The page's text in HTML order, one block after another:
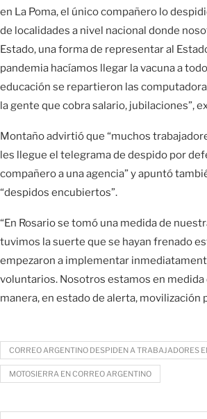
en La Poma, el único compañero lo
de localidades a nivel nacional donde
Estado, una forma de representar al
pandemia hacíamos llegar la vacuna a
educación se repartieron las
la gente que cobra salario, jubilaciones”,
Montaño advirtió que “muchos
les llegue el telegrama de despido por
compañero a una agencia” y apuntó
“despidos encubiertos”.
“En Rosario se tomó una medida de
tuvimos la suerte que se hayan frenado
empezaron a implementar
voluntarios. Nosotros estamos en medida
manera, en estado de alerta, movilización
CORREO ARGENTINO DESPIDEN A TRABAJADORES
MOTOSIERRA EN CORREO ARGENTINO